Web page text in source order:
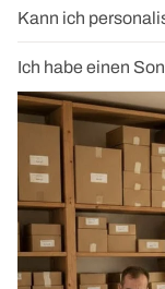
Kann ich
Ich habe einen